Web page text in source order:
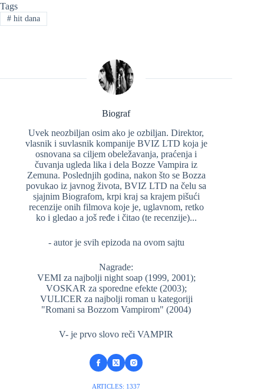
Tags
#hit dana
Biograf
Uvek neozbiljan osim ako je ozbiljan. Direktor,
vlasnik i suvlasnik kompanije BVIZ LTD koja je
osnovana sa ciljem obeležavanja, praćenja i
čuvanja ugleda lika i dela Bozze Vampira iz
Zemuna. Poslednjih godina, nakon što se Bozza
povukao iz javnog života, BVIZ LTD na čelu sa
sjajnim Biografom, krpi kraj sa krajem pišući
recenzije onih filmova koje je, uglavnom, retko
ko i gledao a još ređe i čitao (te recenzije)...
- autor je svih epizoda na ovom sajtu
Nagrade:
VEMI za najbolji night soap (1999, 2001);
VOSKAR za sporedne efekte (2003);
VULICER za najbolji roman u kategoriji
"Romani sa Bozzom Vampirom" (2004)
V- je prvo slovo reči VAMPIR
ARTICLES: 1337